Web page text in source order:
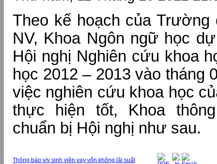
Theo kế hoạch của Trường
NV, Khoa Ngôn ngữ học
Hội nghị Nghiên cứu khoa
học 2012 – 2013 vào tháng
việc nghiên cứu khoa học
thực hiện tốt, Khoa
chuẩn bị Hội nghị như sau.
Thông báo v/v sinh viên vay vốn không lãi suất